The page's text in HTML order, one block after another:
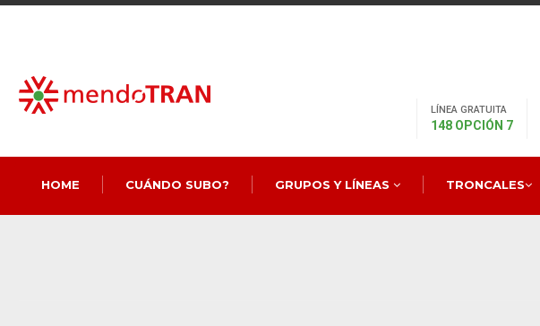
LÍNEA GRATUITA
148 OPCIÓN 7
HOME CUÁNDO SUBO? GRUPOS Y LÍNEAS TRONCALES